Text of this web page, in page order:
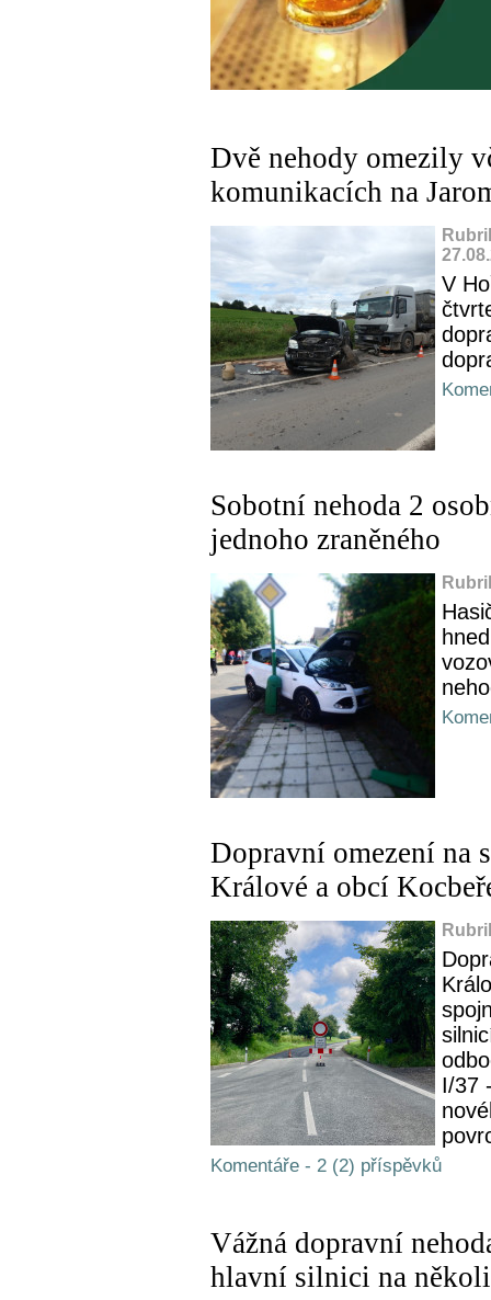
Dvě nehody omezily
komunikacích na
V
Sobotní nehoda 2
jednoho zraněného
Dopravní omezení na
Králové a obcí
I/37
Komentáře - 2 (2) příspěvků
Vážná dopravní
hlavní silnici na